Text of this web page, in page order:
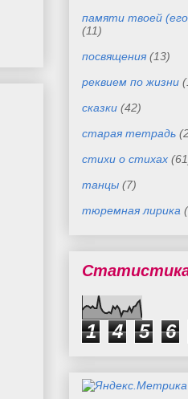
памяти твоей
(11)
посвящения (13)
реквием по жизни
сказки (42)
старая тетрадь
стихи о стихах
танцы (7)
тюремная лирика
1 4 5 6